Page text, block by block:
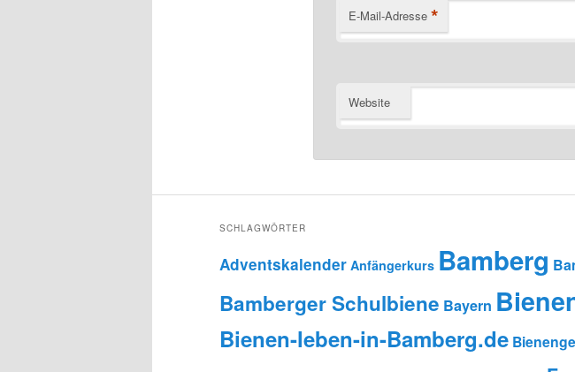
E-Mail-Adresse *
Website
SCHLAGWÖRTER
Adventskalender Anfängerkurs Bamberg
Bamberger Schulbiene Bayern
Bienen-leben-in-Bamberg.de